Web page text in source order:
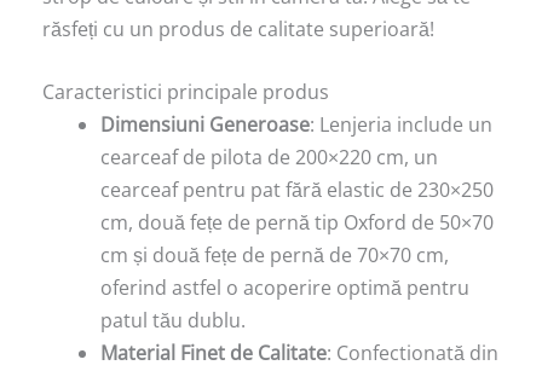
răsfeți cu un produs de calitate superioară!
Caracteristici principale produs
Dimensiuni Generoase: Lenjeria include un
cearceaf de pilota de 200×220 cm, un
cearceaf pentru pat fără elastic de 230×250
cm, două fețe de pernă tip Oxford de 50×70
cm și două fețe de pernă de 70×70 cm,
oferind astfel o acoperire optimă pentru
patul tău dublu.
Material Finet de Calitate: Confectionată din